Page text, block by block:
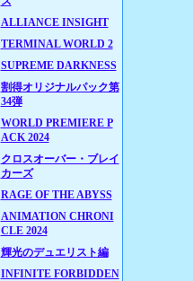
ALLIANCE INSIGHT
TERMINAL WORLD 2
SUPREME DARKNESS
割得オリジナルパック第
34弾
WORLD PREMIERE P
ACK 2024
クロスオーバー・ブレイ
カーズ
RAGE OF THE ABYSS
ANIMATION CHRONI
CLE 2024
輝光のデュエリスト編
INFINITE FORBIDDEN